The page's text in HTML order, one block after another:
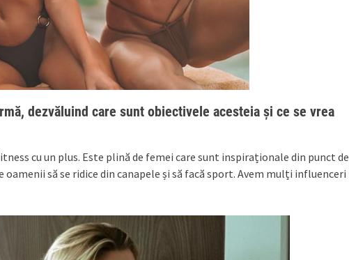
dezvăluind care sunt obiectivele acesteia și ce se vrea
cu un plus. Este plină de femei care sunt inspiraționale din punct de
oamenii să se ridice din canapele și să facă sport. Avem mulți influenceri